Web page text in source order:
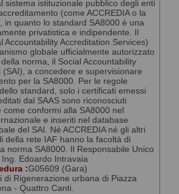
sistema istituzionale pubblico degli enti
(come ACCREDIA o la
in quanto lo standard SA8000 è una
privatistica e indipendente. Il
Accountability Accreditation Services)
globale ufficialmente autorizzato
norma, il Social Accountability
(SAI), a concedere e supervisionare
per la SA8000. Per le regole
standard, solo i certificati emessi
dal SAAS sono riconosciuti
come conformi alla SA8000 nel
e inseriti nel database
del SAI. Né ACCREDIA né gli altri
della rete IAF hanno la facoltà di
norma SA8000. Il Responsabile Unico
Edoardo Intravaia
:G05609 (Gara)
di Rigenerazione urbana di Piazza
- Quattro Canti.